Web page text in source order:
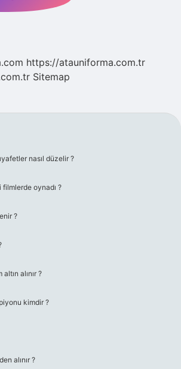
https://atauniforma.com.tr
Sitemap
nasıl düzelir ?
oynadı ?
?
alınır ?
kimdir ?
alınır ?